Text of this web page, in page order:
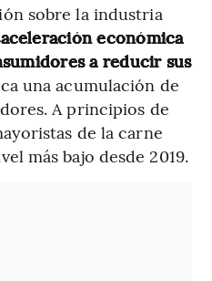
sobre la industria
económica
a reducir sus
una acumulación de
A principios de
de la carne
más bajo desde 2019.